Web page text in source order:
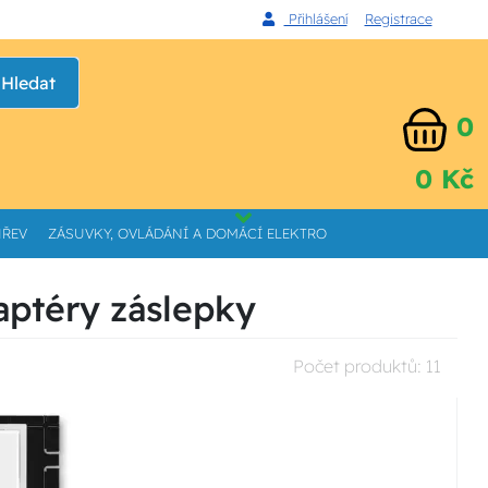
Přihlášení Registrace
Hledat
0
0 Kč
ZÁSUVKY, OVLÁDÁNÍ A DOMÁCÍ ELEKTRO
záslepky
Počet produktů: 11